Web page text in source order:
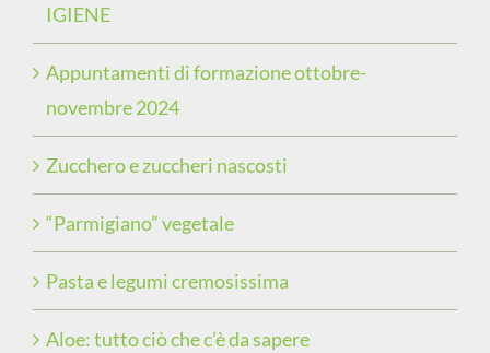
IGIENE
Appuntamenti di formazione ottobre-
novembre 2024
Zucchero e zuccheri nascosti
“Parmigiano” vegetale
Pasta e legumi cremosissima
Aloe: tutto ciò che c’è da sapere